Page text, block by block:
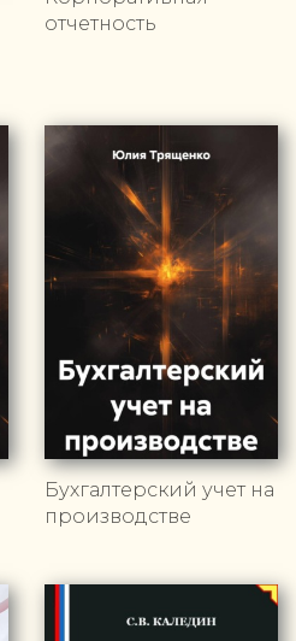
отчетность
Бухгалтерский учет на
производстве